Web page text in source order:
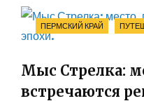
Categories
ПЕРМСКИЙ КРАЙ
Мыс Стрелка:
встречаются